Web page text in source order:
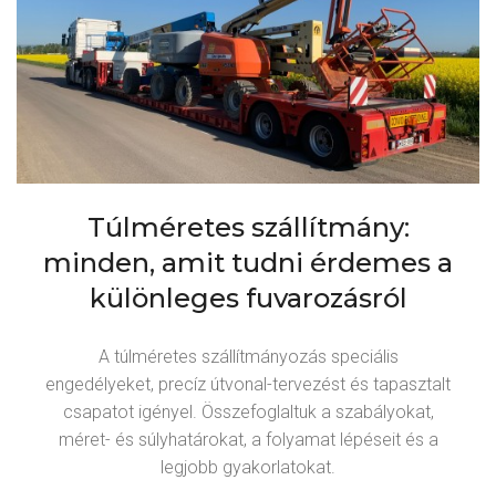
Túlméretes szállítmány:
minden, amit tudni érdemes a
különleges fuvarozásról
A túlméretes szállítmányozás speciális
engedélyeket, precíz útvonal-tervezést és tapasztalt
csapatot igényel. Összefoglaltuk a szabályokat,
méret- és súlyhatárokat, a folyamat lépéseit és a
legjobb gyakorlatokat.